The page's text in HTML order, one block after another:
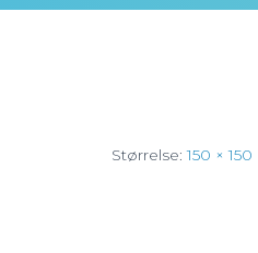
Størrelse:150 × 150